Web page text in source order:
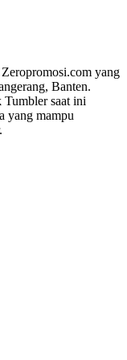
yang
Banten.
Tumbler saat ini
yang mampu